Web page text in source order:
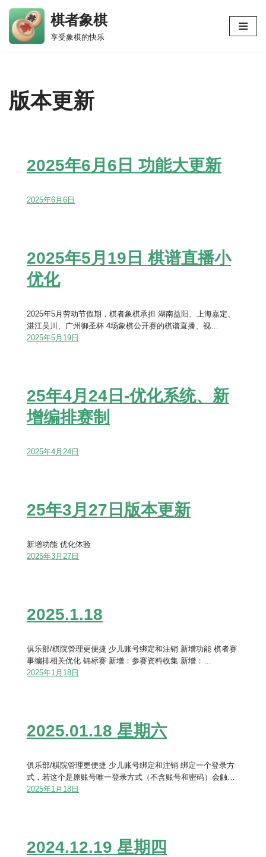
跳
至
棋者象棋
享受象棋的快乐
版本更新
2025年6月6日 功能大更新
2025年6月6日
2025年5月19日 棋谱直播小
优化
2025年5月劳动节假期，棋者象棋承担 湖南益阳、上海嘉定、
湛江吴川、广州御圣杯 4场象棋公开赛的棋谱直播、视…
2025年5月19日
25年4月24日-优化系统、新
增编排赛制
2025年4月24日
25年3月27日版本更新
新增功能 优化体验
2025年3月27日
2025.1.18
俱乐部/棋院管理更便捷 少儿账号绑定和注销 新增功能 棋者赛
事编排相关优化 锦标赛 新增：参赛资料收集 新增：…
2025年1月18日
2025.01.18 星期六
俱乐部/棋院管理更便捷 少儿账号绑定和注销 绑定一个登录方
式，若这个是原账号唯一登录方式（不含账号和密码）会触…
2025年1月18日
2024.12.19 星期四